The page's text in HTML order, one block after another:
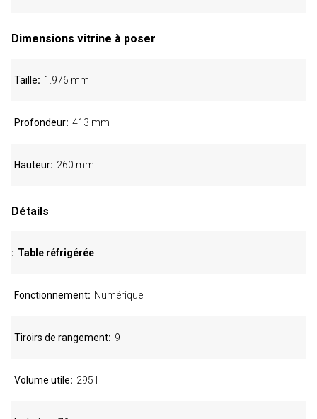
Dimensions vitrine à poser
Taille 1.976 mm
Profondeur 413 mm
Hauteur 260 mm
Détails
Table réfrigérée
Fonctionnement Numérique
Tiroirs de rangement 9
Volume utile 295 l